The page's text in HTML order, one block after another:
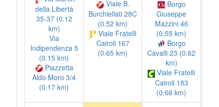
della Libertà
35-37 (0.12
km)
Via
Indipendenza 5
(0.15 km)
Piazzetta
Aldo Moro 3/4
(0.17 km)
Viale B.
Burchiellati 28C
(0.52 km)
Viale Fratelli
Cairoli 167
(0.65 km)
Borgo
Giuseppe
Mazzini 46
(0.55 km)
Borgo
Cavalli 23 (0.62
km)
Viale Fratelli
Cairoli 183
(0.66 km)